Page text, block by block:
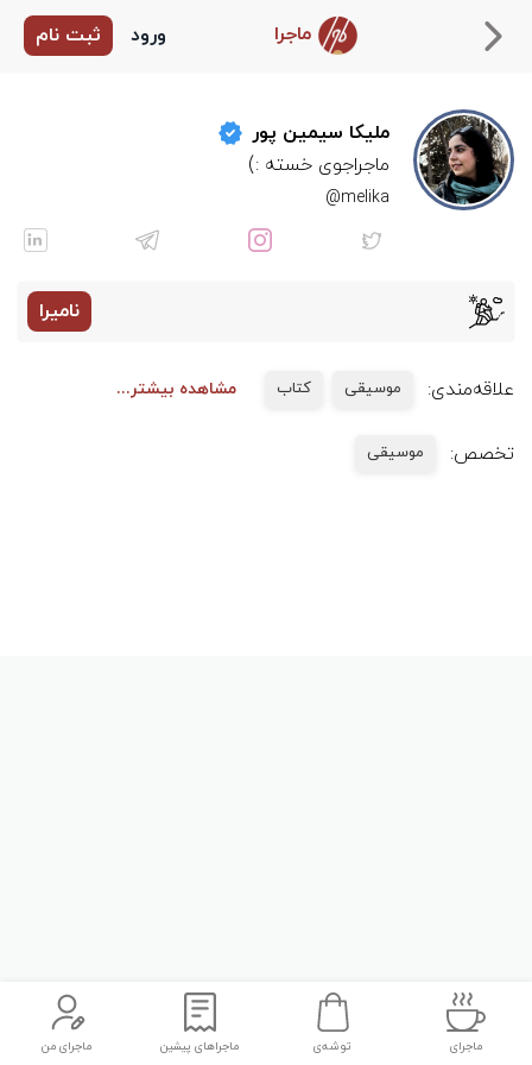
ماجرا ورود ثبت نام
ماجرای توشه‌ی ماجراهای پیشین ماجرای من
ملیکا سیمین پور
ماجراجوی خسته :)
melika@
نامیرا
علاقه‌مندی: موسیقی کتاب مشاهده بیشتر...
تخصص: موسیقی